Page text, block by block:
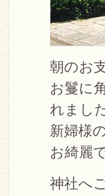
朝のお
お鬘に
れまし
新婦様
お綺麗
神社へ